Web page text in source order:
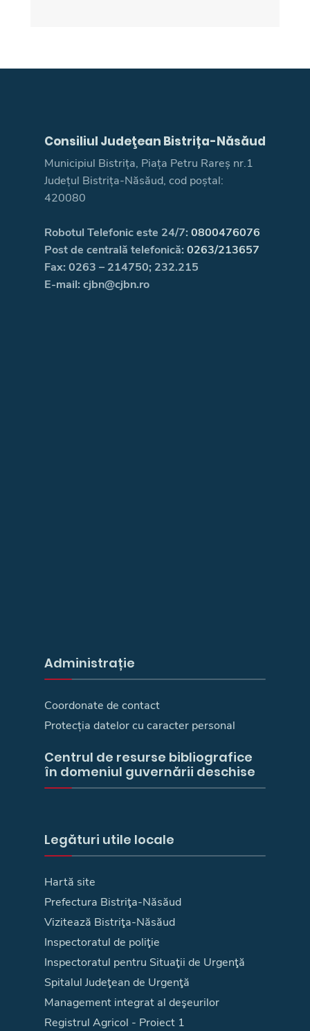
Consiliul Judeţean Bistrița-Năsăud
Municipiul Bistrița, Piața Petru Rareș nr.1
Județul Bistrița-Năsăud, cod poștal:
420080
Robotul Telefonic este 24/7: 0800476076
Post de centrală telefonică: 0263/213657
Fax: 0263 – 214750; 232.215
E-mail: cjbn@cjbn.ro
Administrație
Coordonate de contact
Protecția datelor cu caracter personal
Centrul de resurse bibliografice
în domeniul guvernării deschise
Legături utile locale
Hartă site
Prefectura Bistriţa-Năsăud
Vizitează Bistriţa-Năsăud
Inspectoratul de poliţie
Inspectoratul pentru Situaţii de Urgenţă
Spitalul Judeţean de Urgenţă
Management integrat al deşeurilor
Registrul Agricol - Proiect 1